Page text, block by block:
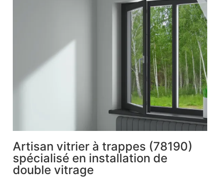
Artisan vitrier à trappes (78190)
spécialisé en installation de
double vitrage